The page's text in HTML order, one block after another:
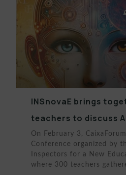
INSnovaE brings
teachers to discuss
On February 3,
Conference organized by
Inspectors for a New
where 300 teachers